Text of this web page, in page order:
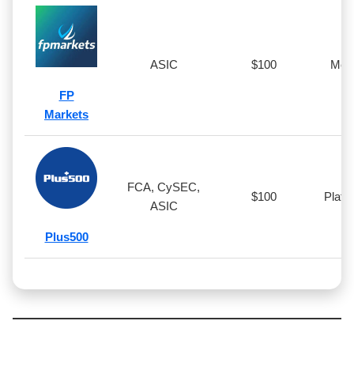
FP
Markets
ASIC $100
Plus500
FCA, CySEC,
ASIC
$100